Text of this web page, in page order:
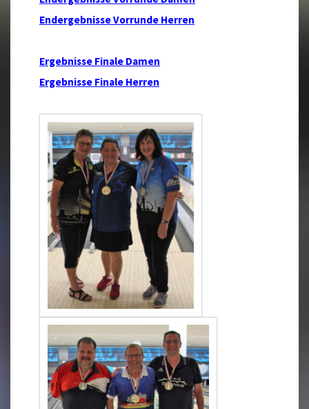
Endergebnisse Vorrunde Herren
Ergebnisse Finale Damen
Ergebnisse Finale Herren